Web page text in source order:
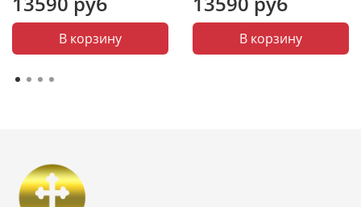
Икона - лучший подарок, потому что, даря
христианской любви – пожелание спасения
В корзину В корзину